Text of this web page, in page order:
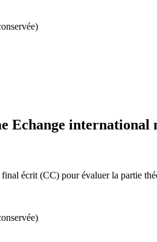
Echange international
écrit (CC) pour évaluer la partie